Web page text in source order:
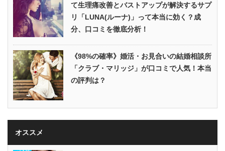
て生理痛改善とバストアップが解決するサプ
リ「LUNA(ルーナ)」って本当に効く？成
分、口コミを徹底分析！
《98%の確率》婚活・お見合いの結婚相談所
「クラブ・マリッジ」が口コミで人気！本当
の評判は？
オススメ